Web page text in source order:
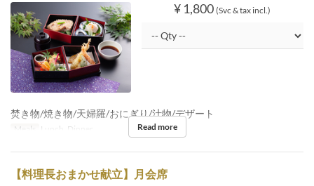
¥ 1,800 (Svc & tax incl.)
焚き物/焼き物/天婦羅/おにぎり/汁物/デザート
Meals Lunch, Dinner Read more
【料理長おまかせ献立】月会席